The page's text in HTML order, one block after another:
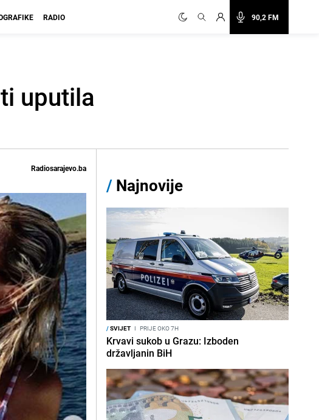
90,2 FM
RADIO
uputila
Radiosarajevo.ba
/ Najnovije
/SVIJET I PRIJE OKO 7H
Krvavi sukob u Grazu: Izboden
državljanin BiH